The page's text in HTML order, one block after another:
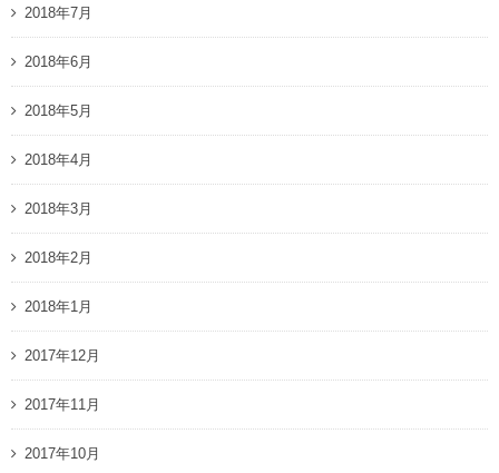
2018年7月
2018年6月
2018年5月
2018年4月
2018年3月
2018年2月
2018年1月
2017年12月
2017年11月
2017年10月